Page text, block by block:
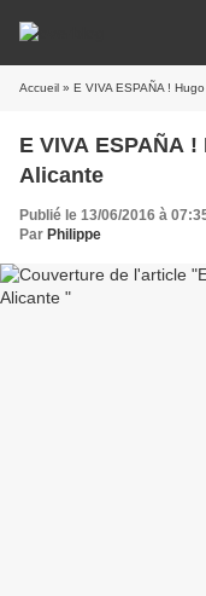
Accueil » E VIVA ESPAÑA !
E VIVA ESPAÑA
Alicante
Publié le 13/06/2016 à
Par Philippe